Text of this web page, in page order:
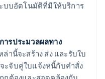
บบอัตโนมัติที่มีให้บริการ
รประมวลผลทาง
านี้จะสร้าง ส่ง และรับใบ
ะจับคู่ใบแจ้งหนี้กับคําสั่ง